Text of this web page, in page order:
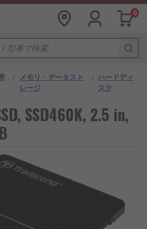
0
/ メモリ・データスト
レージ
/ ハードディ
スク
SSD460K, 2.5 in,